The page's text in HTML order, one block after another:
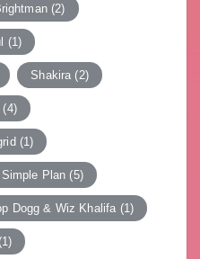
(2)
(1)
Shakira (2)
(4)
(1)
Simple Plan (5)
Dogg & Wiz Khalifa (1)
(1)